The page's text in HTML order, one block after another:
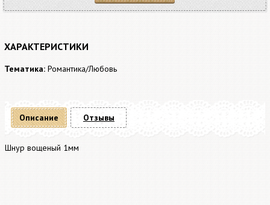
В корзину
ХАРАКТЕРИСТИКИ
Тематика: Романтика/Любовь
Описание
Шнур вощеный 1мм
Отзывы